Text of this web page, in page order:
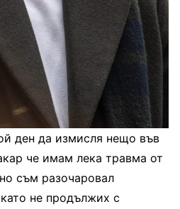
ден да измисля нещо във
че имам лека травма от
съм разочаровал
не продължих с